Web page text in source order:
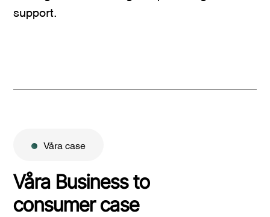
support.
Våra case
Våra Business to
consumer case